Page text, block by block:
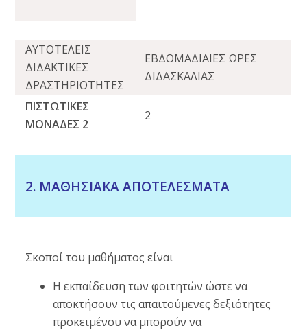
ΑΥΤΟΤΕΛΕΙΣ
ΔΙΔΑΚΤΙΚΕΣ
ΔΡΑΣΤΗΡΙΟΤΗΤΕΣ
ΕΒΔΟΜΑΔΙΑΙΕΣ ΩΡΕΣ
ΔΙΔΑΣΚΑΛΙΑΣ
ΠΙΣΤΩΤΙΚΕΣ
ΜΟΝΑΔΕΣ 2
2
2. ΜΑΘΗΣΙΑΚΑ ΑΠΟΤΕΛΕΣΜΑΤΑ
Σκοποί του μαθήματος είναι
Η εκπαίδευση των φοιτητών ώστε να
αποκτήσουν τις απαιτούμενες δεξιότητες
προκειμένου να μπορούν να